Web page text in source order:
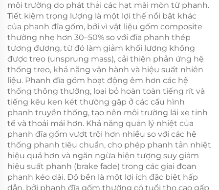
môi trường do phát thải các hạt mài mòn từ phanh.
Tiết kiệm trọng lượng là một lợi thế nổi bật khác
của phanh đĩa gốm, bởi vì vật liệu gốm composite
thường nhẹ hơn 30–50% so với đĩa phanh thép
tương đương, từ đó làm giảm khối lượng không
được treo (unsprung mass), cải thiện phản ứng hệ
thống treo, khả năng vận hành và hiệu suất nhiên
liệu. Phanh đĩa gốm hoạt động êm hơn các hệ
thống thông thường, loại bỏ hoàn toàn tiếng rít và
tiếng kêu ken két thường gặp ở các cấu hình
phanh truyền thống, tạo nên môi trường lái xe tinh
tế và thoải mái hơn. Khả năng quản lý nhiệt của
phanh đĩa gốm vượt trội hơn nhiều so với các hệ
thống phanh tiêu chuẩn, cho phép phanh tản nhiệt
hiệu quả hơn và ngăn ngừa hiện tượng suy giảm
hiệu suất phanh (brake fade) trong các giai đoạn
phanh kéo dài. Độ bền là một lợi ích đặc biệt hấp
dẫn, bởi phanh đĩa gốm thường có tuổi thọ cao gấp